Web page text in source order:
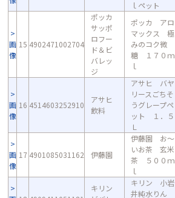
ｌペット
画
像
15 4902471002704
ポッカ
サッポ
ロフー
ド＆ビ
バレッ
ジ
ポッカ アロ
マックス 極
みのコク微
糖 １７０ｍ
ｌ
画
像
16 4514603252910
アサヒ
飲料
アサヒ バヤ
リースごちそ
うグレープペ
ット １．５
Ｌ
画
像
17 4901085031162 伊藤園
伊藤園 お～
いお茶 玄米
茶 ５００ｍ
ｌ
キリン
キリン 小岩
井純水りん